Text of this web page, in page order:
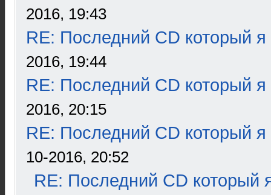
2016, 19:43
RE: Последний CD который я
2016, 19:44
RE: Последний CD который я
2016, 20:15
RE: Последний CD который я
10-2016, 20:52
RE: Последний CD который